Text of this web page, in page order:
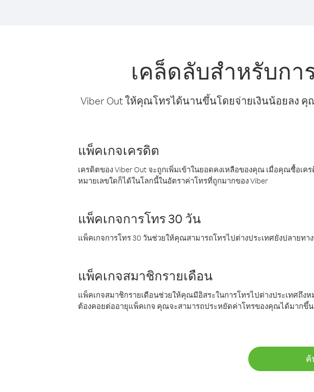
เคล็ดลับสำหรับกา
Viber Out ให้คุณโทรได้นานขึ้นโดยจ่ายเงินน้อยลง
แพ็คเกจเครดิต
เครดิตของ Viber Out จะถูกเพิ่มเข้าในยอดคงเหลือของคุณ เมื่อคุณซื้อเ
หมายเลขใดก็ได้ในโลกนี้ในอัตราค่าโทรที่ถูกมากของ Viber
แพ็คเกจการโทร 30 วัน
แพ็คเกจการโทร 30 วันช่วยให้คุณสามารถโทรไปต่างประเทศยังปลายท
แพ็คเกจสมาชิกรายเดือน
แพ็คเกจสมาชิกรายเดือนช่วยให้คุณมีอิสระในการโทรไปต่างประเทศถึ
ต้องคอยต่ออายุแพ็คเกจ คุณจะสามารถประหยัดค่าโทรของคุณได้มากขึ้
ค้